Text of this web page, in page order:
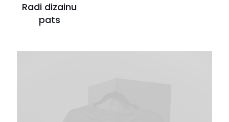
Radi dizainu
pats